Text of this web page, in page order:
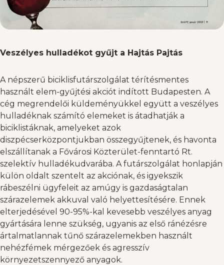
Veszélyes hulladékot gyűjt a Hajtás Pajtás
A népszerű biciklisfutárszolgálat térítésmentes
használt elem-gyűjtési akciót indított Budapesten. A
cég megrendelői küldeményükkel együtt a veszélyes
hulladéknak számító elemeket is átadhatják a
biciklistáknak, amelyeket azok
diszpécserközpontjukban összegyűjtenek, és havonta
elszállítanak a Fővárosi Közterület-fenntartó Rt.
szelektív hulladékudvarába. A futárszolgálat honlapján
külön oldalt szentelt az akciónak, és igyekszik
rábeszélni ügyfeleit az amúgy is gazdaságtalan
szárazelemek akkuval való helyettesítésére. Ennek
elterjedésével 90-95%-kal kevesebb veszélyes anyag
gyártására lenne szükség, ugyanis az első ránézésre
ártalmatlannak tűnő szárazelemekben használt
nehézfémek mérgezőek és agresszív
környezetszennyező anyagok.